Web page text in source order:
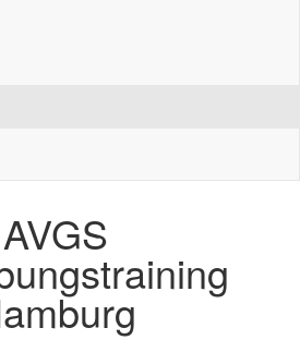
AVGS